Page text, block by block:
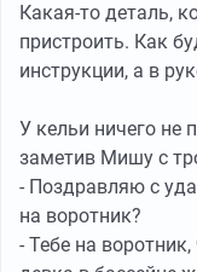
Какая-то деталь,
пристроить. Как
инструкции, а в
У кельи ничего не
заметив Мишу с
- Поздравляю с
на воротник?
- Тебе на